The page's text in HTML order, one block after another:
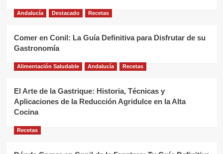
Andalucía Destacado Recetas
Comer en Conil: La Guía Definitiva para Disfrutar de su
Gastronomía
Alimentación Saludable Andalucía Recetas
El Arte de la Gastrique: Historia, Técnicas y
Aplicaciones de la Reducción Agridulce en la Alta
Cocina
Recetas